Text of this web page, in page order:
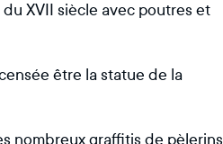
XVII siècle avec poutres et
être la statue de la
nombreux graffitis de pèlerins